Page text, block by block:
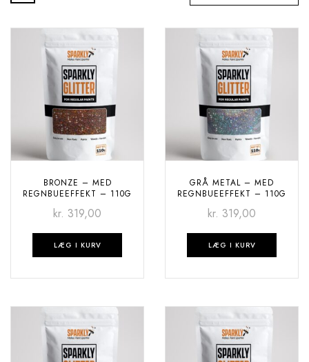
BRONZE – MED
REGNBUEEFFEKT – 110G
kr. 319,00
LÆG I KURV
GRÅ METAL – MED
REGNBUEEFFEKT – 110G
kr. 319,00
LÆG I KURV